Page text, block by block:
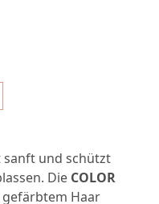
und schützt
Die COLOR
Haar